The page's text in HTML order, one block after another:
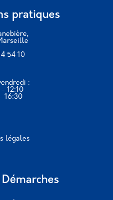
pratiques
54 10
:
12:10
16:30
légales